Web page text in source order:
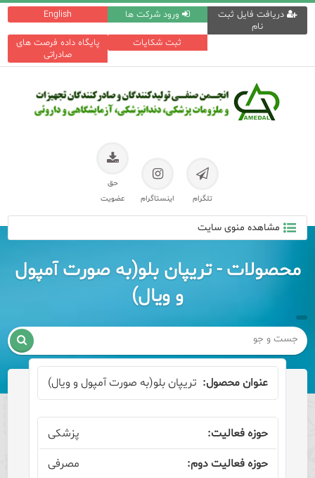
English ورود شرکت ها
دریافت فایل ثبت
نام
پایگاه داده فرصت های
صادراتی
ثبت شکایات
تلگرام اینستاگرام
حق
عضویت
مشاهده منوی سایت
محصولات - تریپان بلو(به صورت آمپول
و ویال)

تریپان بلو(به صورت آمپول و ویال)
پزشکی
مصرفی